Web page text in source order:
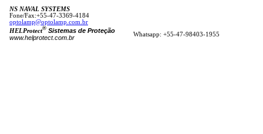
NS NAVAL SYSTEMS
Fone/Fax:+55-47-3369-4184
optolamp@optolamp.com.br
HELProtect® Sistemas de Proteção
www.helprotect.com.br
Whatsapp: +55-47-98403-1955